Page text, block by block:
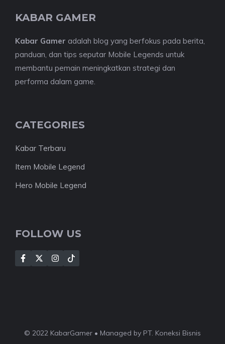
KABAR GAMER
Kabar Gamer adalah blog yang berfokus pada berita,
panduan, dan tips seputar Mobile Legends untuk
membantu pemain meningkatkan strategi dan
performa dalam game.
CATEGORIES
Kabar Terbaru
Item Mobile Legend
Hero Mobile Legend
FOLLOW US
© 2022 KabarGamer • Managed by PT. Koneksi Bisnis